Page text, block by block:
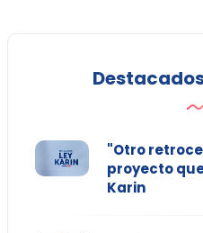
"Otro
proyecto
Karin